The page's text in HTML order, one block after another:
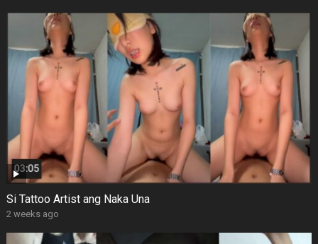
Si Tattoo Artist ang Naka Una
2 weeks ago